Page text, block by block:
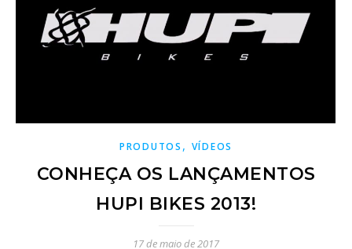
PRODUTOS , VÍDEOS
CONHEÇA OS LANÇAMENTOS
HUPI BIKES 2013!
17 de maio de 2017